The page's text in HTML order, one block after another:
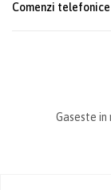
Comenzi telefonice
Gaseste in